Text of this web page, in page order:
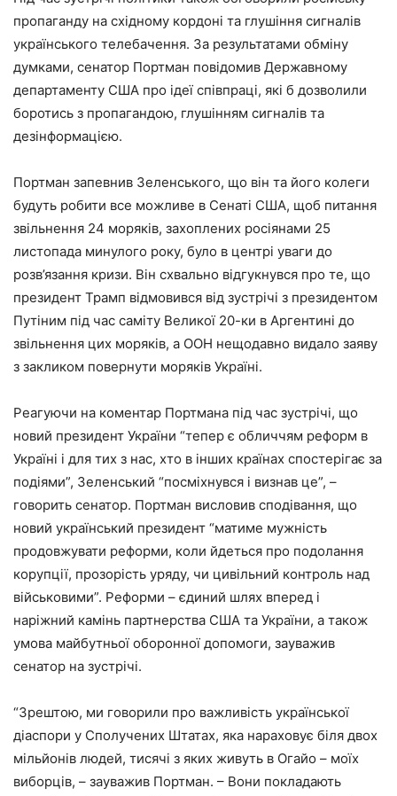
пропаганду на східному кордоні та глушіння сигналів
українського телебачення. За результатами обміну
думками, сенатор Портман повідомив Державному
департаменту США про ідеї співпраці, які б дозволили
боротись з пропагандою, глушінням сигналів та
дезінформацією.
Портман запевнив Зеленського, що він та його колеги
будуть робити все можливе в Сенаті США, щоб питання
звільнення 24 моряків, захоплених росіянами 25
листопада минулого року, було в центрі уваги до
розв’язання кризи. Він схвально відгукнувся про те, що
президент Трамп відмовився від зустрічі з президентом
Путіним під час саміту Великої 20-ки в Аргентині до
звільнення цих моряків, а ООН нещодавно видало заяву
з закликом повернути моряків Україні.
Реагуючи на коментар Портмана під час зустрічі, що
новий президент України “тепер є обличчям реформ в
Україні і для тих з нас, хто в інших країнах спостерігає за
подіями”, Зеленський “посміхнувся і визнав це”, –
говорить сенатор. Портман висловив сподівання, що
новий український президент “матиме мужність
продовжувати реформи, коли йдеться про подолання
корупції, прозорість уряду, чи цивільний контроль над
військовими”. Реформи – єдиний шлях вперед і
наріжний камінь партнерства США та України, а також
умова майбутньої оборонної допомоги, зауважив
сенатор на зустрічі.
“Зрештою, ми говорили про важливість української
діаспори у Сполучених Штатах, яка нараховує біля двох
мільйонів людей, тисячі з яких живуть в Огайо – моїх
виборців, – зауважив Портман. – Вони покладають